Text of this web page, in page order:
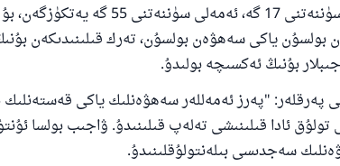
بەزى پىقھى ئالىملىرى ئاغزاكى سۈننەتنى 17 گە، ئەمەلى سۈننەتنى 55 گە يەتكۈزگەن، بۇ
بولسۇن ياكى سەھۋەن بولسۇن، تەرك قىلىنىدىكەن
بۇنىڭ ئەكسىچە بولىدۇ.
پەرقلەر: "پەرز ئەمەللەر سەھۋەنلىك ياكى قەستەنلىك
تولۇق ئادا قىلىنىشى تەلەپ قىلىنىدۇ. ۋاجىب بولسا
سەجدىسى بىلەنتولۇقلىنىدۇ.